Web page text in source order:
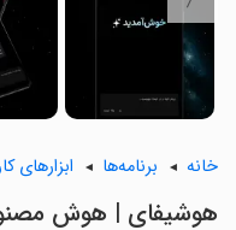
خانه برنامه‌ها ابزارهای
‏‏‏‏‏هوشیفای | هوش